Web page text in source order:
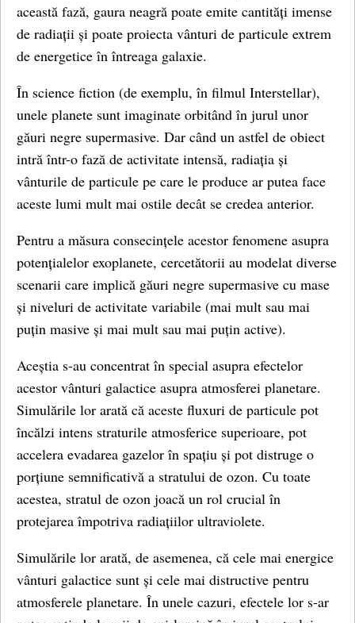
această fază, gaura neagră poate emite cantități imense
de radiații și poate proiecta vânturi de particule extrem
de energetice în întreaga galaxie.
În science fiction (de exemplu, în filmul Interstellar),
unele planete sunt imaginate orbitând în jurul unor
găuri negre supermasive. Dar când un astfel de obiect
intră într-o fază de activitate intensă, radiația și
vânturile de particule pe care le produce ar putea face
aceste lumi mult mai ostile decât se credea anterior.
Pentru a măsura consecințele acestor fenomene asupra
potențialelor exoplanete, cercetătorii au modelat diverse
scenarii care implică găuri negre supermasive cu mase
și niveluri de activitate variabile (mai mult sau mai
puțin masive și mai mult sau mai puțin active).
Aceștia s-au concentrat în special asupra efectelor
acestor vânturi galactice asupra atmosferei planetare.
Simulările lor arată că aceste fluxuri de particule pot
încălzi intens straturile atmosferice superioare, pot
accelera evadarea gazelor în spațiu și pot distruge o
porțiune semnificativă a stratului de ozon. Cu toate
acestea, stratul de ozon joacă un rol crucial în
protejarea împotriva radiațiilor ultraviolete.
Simulările lor arată, de asemenea, că cele mai energice
vânturi galactice sunt și cele mai distructive pentru
atmosferele planetare. În unele cazuri, efectele lor s-ar